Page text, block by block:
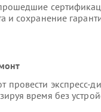
и сохранение
экспресс-
время без